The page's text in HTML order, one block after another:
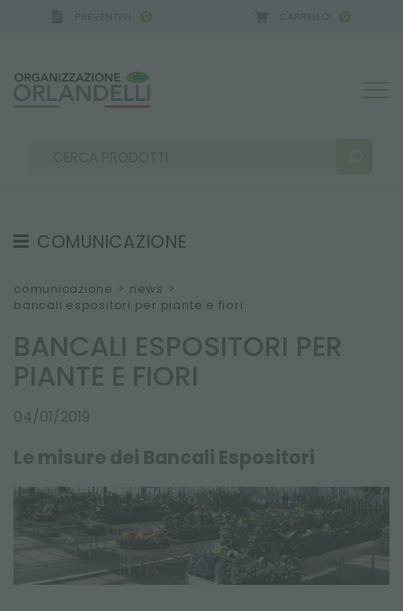
0 0
ALTRI RISULTATI PER TE:
COMUNICAZIONE
TESTIMONIAL
NEWS
VIDEO
CATALOGHI
NEWSLETTER
comunicazione > news >
bancali espositori per piante e fiori
BANCALI ESPOSITORI PER
PIANTE E FIORI
04/01/2019
Le misure dei Bancali Espositori